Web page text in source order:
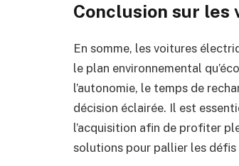
Conclusion sur
En somme, les voitures
le plan environnemental
l’autonomie, le temps de
décision éclairée. Il est
l’acquisition afin de profiter
solutions pour pallier les